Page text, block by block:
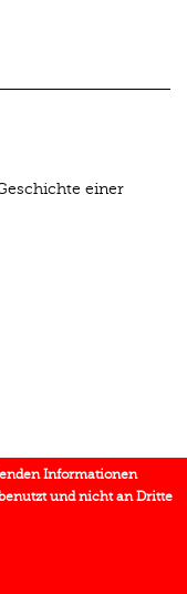
einer
Informationen
und nicht an Dritte